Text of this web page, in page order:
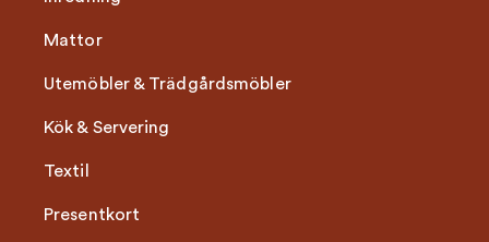
Mattor
Utemöbler & Trädgårdsmöbler
Kök & Servering
Textil
Presentkort